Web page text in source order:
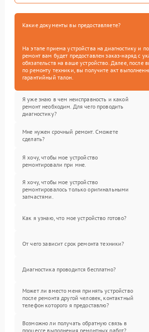
Какие документы вы предоставляете?
На этапе приема устройства на диагностику и
ремонт вам будет предоставлен заказ-наряд с
обязательств на ваше устройство. Далее, после
по ремонту техники, вы получите акт
гарантийный талон.
Я уже знаю в чем неисправность и какой
ремонт необходим. Для чего проводить
диагностику?
Мне нужен срочный ремонт. Сможете
сделать?
Я хочу, чтобы мое устройство
ремонтировали при мне.
Я хочу, чтобы мое устройство
ремонтировалось только оригинальными
запчастями.
Как я узнаю, что мое устройство готово?
От чего зависит срок ремонта техники?
Диагностика проводится бесплатно?
Может ли вместо меня принять устройство
после ремонта другой человек, контактный
телефон которого я предоставлю?
Возможно ли получать обратную связь в
процессе выполнения ремонтных работ?